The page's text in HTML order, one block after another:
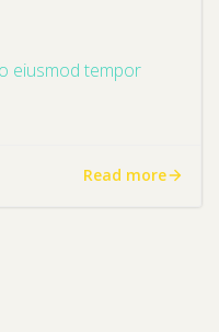
eiusmod tempor
Read more